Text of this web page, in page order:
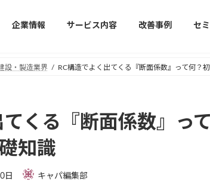
企業情報 サービス内容 改善事例 セ
設・製造業界 RC構造でよく出てくる『断面係数』って何？
てくる『断面係数』っ
知識
日 キャパ編集部